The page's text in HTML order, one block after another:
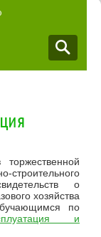
о
хозяйства
по
и